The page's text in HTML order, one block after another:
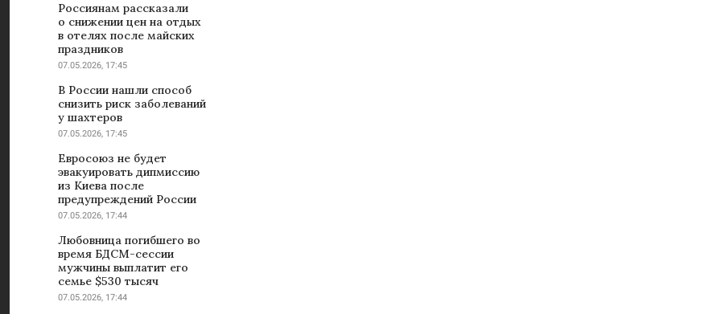
Россиянам рассказали
о снижении цен на отдых
в отелях после майских
праздников
07.05.2026, 17:45
В России нашли способ
снизить риск заболеваний
у шахтеров
07.05.2026, 17:45
Евросоюз не будет
эвакуировать дипмиссию
из Киева после
предупреждений России
07.05.2026, 17:44
Любовница погибшего во
время БДСМ-сессии
мужчины выплатит его
семье $530 тысяч
07.05.2026, 17:44